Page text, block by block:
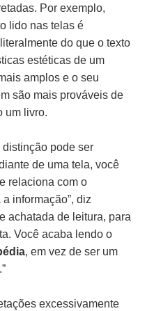
Por exemplo,
lido nas telas é
do que o texto
estéticas de um
amplos e o seu
são mais prováveis de
um livro.
distinção pode ser
de uma tela, você
relaciona com o
informação”, diz
achatada de leitura, para
Você acaba lendo o
, em vez de ser um
excessivamente